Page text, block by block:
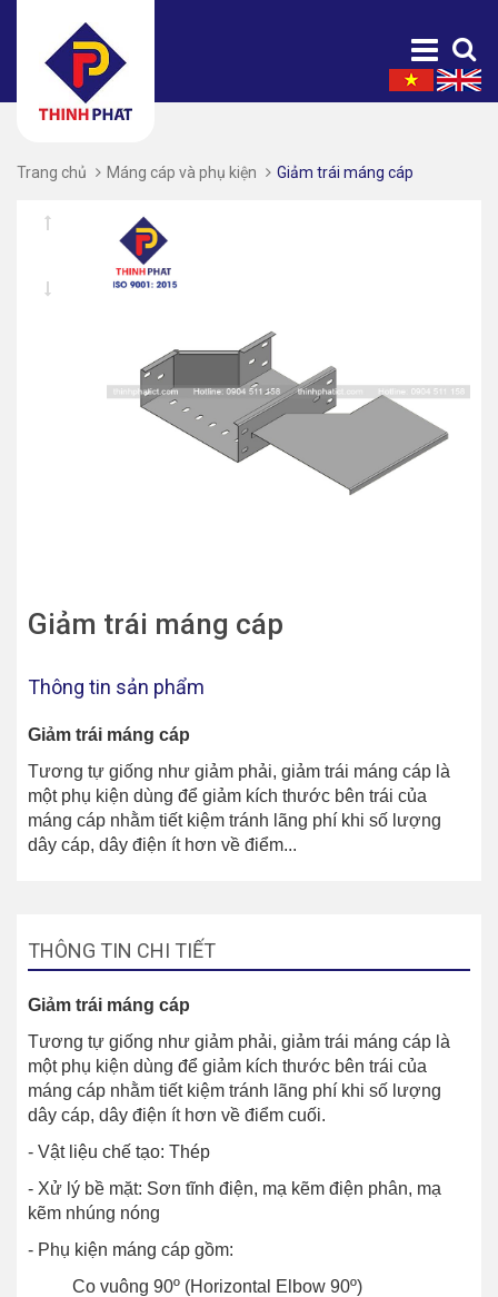
Trang chủ Máng cáp và phụ kiện Giảm trái máng cáp
Giảm trái máng cáp
Thông tin sản phẩm
Giảm trái máng cáp
Tương tự giống như giảm phải, giảm trái máng cáp là
một phụ kiện dùng để giảm kích thước bên trái của
máng cáp nhằm tiết kiệm tránh lãng phí khi số lượng
dây cáp, dây điện ít hơn về điểm...
THÔNG TIN CHI TIẾT
Giảm trái máng cáp
Tương tự giống như giảm phải, giảm trái máng cáp là
một phụ kiện dùng để giảm kích thước bên trái của
máng cáp nhằm tiết kiệm tránh lãng phí khi số lượng
dây cáp, dây điện ít hơn về điểm cuối.
- Vật liệu chế tạo: Thép
- Xử lý bề mặt: Sơn tĩnh điện, mạ kẽm điện phân, mạ
kẽm nhúng nóng
- Phụ kiện máng cáp gồm:
Co vuông 90º (Horizontal Elbow 90º)